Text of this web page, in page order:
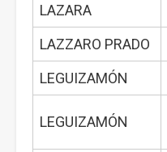
LAZARA
LAZZARO PRADO
LEGUIZAMÓN
LEGUIZAMÓN